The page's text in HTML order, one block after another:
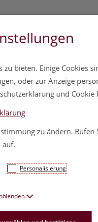
PZN: 0012581
bieten. Einige Cookies
oder zur Anzeige
und Cookie
zu ändern. Rufen
auf.
Personalisierung